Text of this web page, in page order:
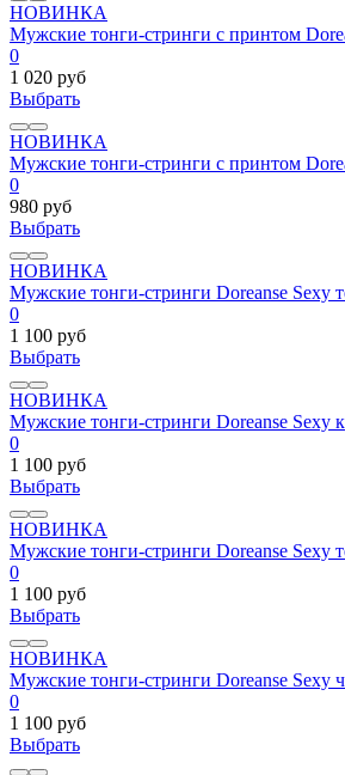
НОВИНКА
Мужские тонги-стринги с принтом
0
1 020 руб
Выбрать
НОВИНКА
Мужские тонги-стринги с принтом
0
980 руб
Выбрать
НОВИНКА
Мужские тонги-стринги Doreanse Sexy
0
1 100 руб
Выбрать
НОВИНКА
Мужские тонги-стринги Doreanse Sexy
0
1 100 руб
Выбрать
НОВИНКА
Мужские тонги-стринги Doreanse Sexy
0
1 100 руб
Выбрать
НОВИНКА
Мужские тонги-стринги Doreanse Sexy
0
1 100 руб
Выбрать